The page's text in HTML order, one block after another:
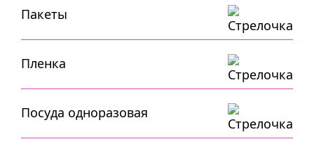
Пакеты
Пленка
Посуда одноразовая